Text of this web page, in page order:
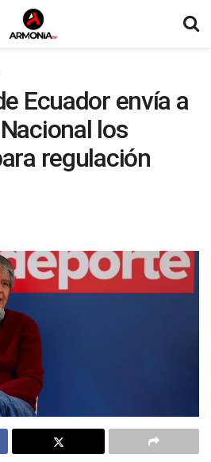
Ecuador envía a
los
regulación